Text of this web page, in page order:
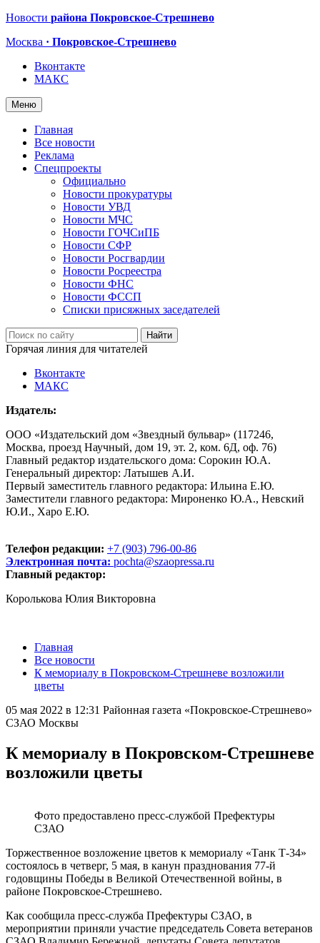
Новости района Покровское-Стрешнево
Москва · Покровское-Стрешнево
Вконтакте
МАКС
Меню
Главная
Все новости
Реклама
Спецпроекты
Официально
Новости прокуратуры
Новости УВД
Новости МЧС
Новости ГОЧСиПБ
Новости СФР
Новости Росгвардии
Новости Росреестра
Новости ФНС
Новости ФССП
Списки присяжных заседателей
Горячая линия для читателей
Вконтакте
МАКС
Издатель:
ООО «Издательский дом «Звездный бульвар» (117246,
Москва, проезд Научный, дом 19, эт. 2, ком. 6Д, оф. 76)
Главный редактор издательского дома: Сорокин Ю.А.
Генеральный директор: Латышев А.И.
Первый заместитель главного редактора: Ильина Е.Ю.
Заместители главного редактора: Мироненко Ю.А., Невский
Ю.И., Харо Е.Ю.
Телефон редакции: +7 (903) 796-00-86
Электронная почта: pochta@szaopressa.ru
Главный редактор:
Королькова Юлия Викторовна
Главная
Все новости
К мемориалу в Покровском-Стрешневе возложили
цветы
05 мая 2022 в 12:31 Районная газета «Покровское-Стрешнево»
СЗАО Москвы
К мемориалу в Покровском-Стрешневе
возложили цветы
Фото предоставлено пресс-службой Префектуры
СЗАО
Торжественное возложение цветов к мемориалу «Танк Т-34»
состоялось в четверг, 5 мая, в канун празднования 77-й
годовщины Победы в Великой Отечественной войны, в
районе Покровское-Стрешнево.
Как сообщила пресс-служба Префектуры СЗАО, в
мероприятии приняли участие председатель Совета ветеранов